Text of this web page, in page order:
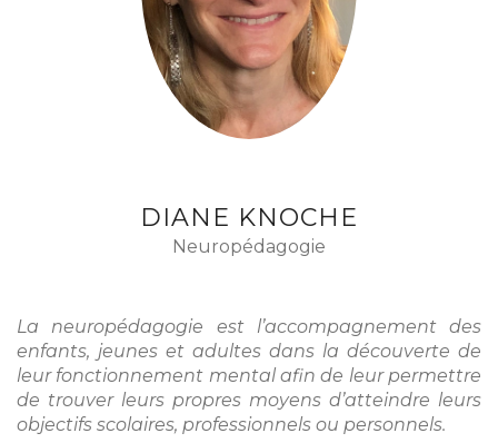
DIANE KNOCHE
Neuropédagogie
La neuropédagogie est l’accompagnement des
enfants, jeunes et adultes dans la découverte de
leur fonctionnement mental afin de leur permettre
de trouver leurs propres moyens d’atteindre leurs
objectifs scolaires, professionnels ou personnels.